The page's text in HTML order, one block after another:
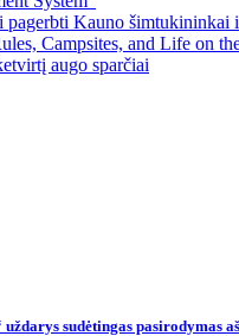
Kauno
Campsites, and Life on
augo sparčiai
sudėtingas pasirodymas